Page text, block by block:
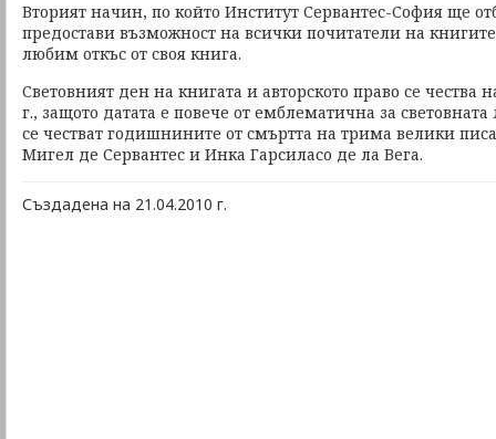
Вторият начин, по който Институт Сервантес-София ще
предостави възможност на всички почитатели на книгите
любим откъс от своя книга.
Световният ден на книгата и авторското право се чества
г., защото датата е повече от емблематична за
се честват годишнините от смъртта на трима велики
Мигел де Сервантес и Инка Гарсиласо де ла Вега.
Създадена на 21.04.2010 г.